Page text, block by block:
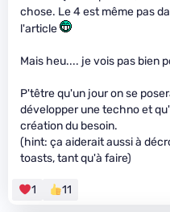
chose. Le 4 est même pas
l'article
Mais heu.... je vois pas bien
P'têtre qu'un jour on se
développer une techno et
création du besoin.
(hint: ça aiderait aussi à
toasts, tant qu'à faire)
1 11